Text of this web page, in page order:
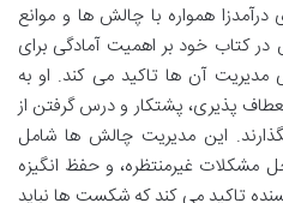
همواره با چالش ها و موانع
کتاب خود بر اهمیت آمادگی برای
مدیریت آن ها تاکید می کند. او به
پذیری، پشتکار و درس گرفتن از
این مدیریت چالش ها شامل
حل مشکلات غیرمنتظره، و حفظ انگیزه
تاکید می کند که شکست ها نباید